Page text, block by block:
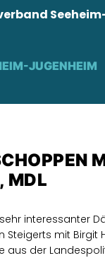
JUGENHEIM
MDL
sehr interessanter
Steigerts mit Birgit
aus der